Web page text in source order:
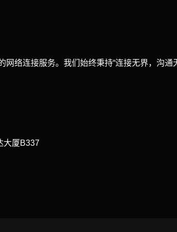
络连接服务。我们始终秉持“连接无界，沟
大厦B337